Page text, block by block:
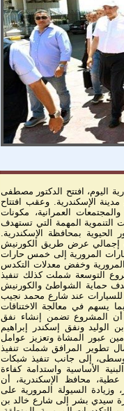
اليوم، افتتح الدكتور مصطفى
الإسكندرية. وعقب افتتاح
العمرانية، مكونات
المهمة التي تستهدف
بمحافظة الإسكندرية.
إجمالي عرض طريق الكورنيش
المرورية إلى خمس حارات
وخفض معدلات التكدس
التوسعة شملت كذلك تنفيذ
حماية الشواطئ والكورنيش
للسيارات عند شارع محمد نجيب
يسهم في معالجة الاختناقات
المشروع تضمن إنشاء نفق
ونفق إسكندر إبراهيم
عبور المشاة وتعزيز عوامل
تطوير المرافق شملت تنفيذ
إلى جانب تنفيذ شبكات
الأساسية واستدامة كفاءة
محافظ الإسكندرية، أن
السيولة المرورية على
سيدي بشر إلى شارع خالد بن